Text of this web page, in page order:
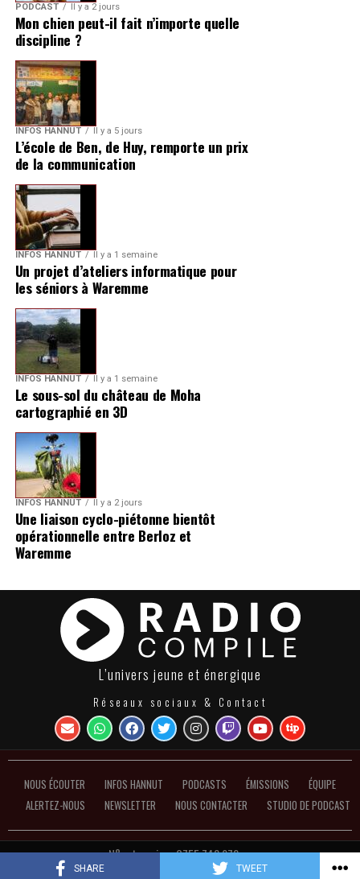
SHARE TWEET
PODCAST Il y a 2 jours
Mon chien peut-il fait n’importe quelle
discipline ?
INFOS HANNUT Il y a 5 jours
L’école de Ben, de Huy, remporte un prix
de la communication
INFOS HANNUT Il y a 1 semaine
Un projet d’ateliers informatique pour
les séniors à Waremme
INFOS HANNUT Il y a 1 semaine
Le sous-sol du château de Moha
cartographié en 3D
INFOS HANNUT Il y a 2 jours
Une liaison cyclo-piétonne bientôt
opérationnelle entre Berloz et
Waremme
L’univers jeune et énergique
Réseaux sociaux & Contact
NOUS ÉCOUTER INFOS HANNUT PODCASTS ÉMISSIONS
ÉQUIPE
ALERTEZ-NOUS
NEWSLETTER NOUS CONTACTER STUDIO DE PODCAST
N°entreprise : 0755.748.972 ●
Politique de confidentialité et de gestion des cookies